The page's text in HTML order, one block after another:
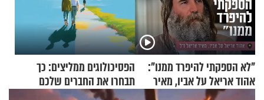
"לא הספקתי להיפרד ממנו":
אהוד אריאל על אביו, מאיר
אריאל ז"ל
הפסיכולוגים ממליצים: כך
תבחרו את החברים שלכם
בחיים